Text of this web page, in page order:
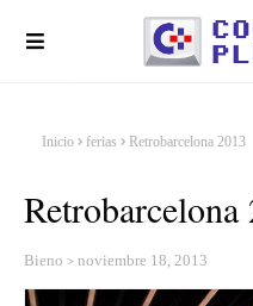
Inicio ferias Retrobarcelona 2013
Retrobarcelona
Bieno noviembre 18, 2013